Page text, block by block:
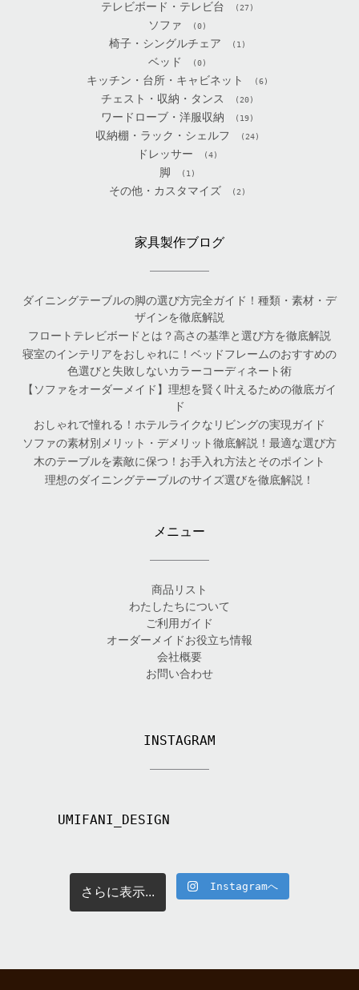
テレビボード・テレビ台 (27)
ソファ (0)
椅子・シングルチェア (1)
ベッド (0)
キッチン・台所・キャビネット (6)
チェスト・収納・タンス (20)
ワードローブ・洋服収納 (19)
収納棚・ラック・シェルフ (24)
ドレッサー (4)
脚 (1)
その他・カスタマイズ (2)
家具製作ブログ
ダイニングテーブルの脚の選び方完全ガイド！種類・素材・デ
ザインを徹底解説
フロートテレビボードとは？高さの基準と選び方を徹底解説
寝室のインテリアをおしゃれに！ベッドフレームのおすすめの
色選びと失敗しないカラーコーディネート術
【ソファをオーダーメイド】理想を賢く叶えるための徹底ガイ
ド
おしゃれで憧れる！ホテルライクなリビングの実現ガイド
ソファの素材別メリット・デメリット徹底解説！最適な選び方
木のテーブルを素敵に保つ！お手入れ方法とそのポイント
理想のダイニングテーブルのサイズ選びを徹底解説！
メニュー
商品リスト
わたしたちについて
ご利用ガイド
オーダーメイドお役立ち情報
会社概要
お問い合わせ
INSTAGRAM
UMIFANI_DESIGN
さらに表示... Instagramへ